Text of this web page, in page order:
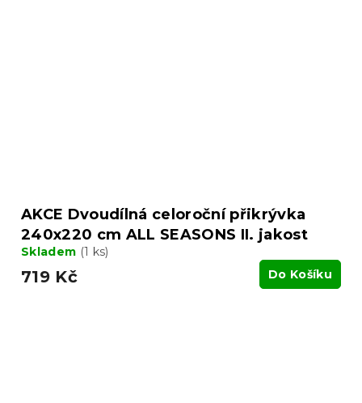
AKCE Dvoudílná celoroční přikrývka
240x220 cm ALL SEASONS II. jakost
Skladem (1 ks)
719 Kč Do Košíku